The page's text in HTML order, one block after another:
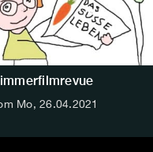
Mo, 26.04.2021